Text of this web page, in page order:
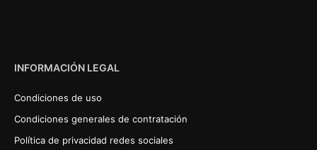
INFORMACIÓN LEGAL
Condiciones de uso
Condiciones generales de contratación
Política de privacidad redes sociales